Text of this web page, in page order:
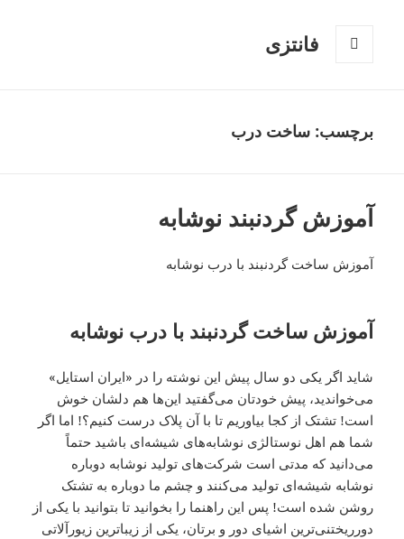
فانتزی
برچسب: ساخت درب
آموزش گردنبند نوشابه
آموزش ساخت گردنبند با درب نوشابه
آموزش ساخت گردنبند با درب نوشابه
شاید اگر یکی دو سال پیش این نوشته را در «ایران استایل»
می‌خواندید، پیش خودتان می‌گفتید این‌ها هم دلشان خوش
است! تشتک از کجا بیاوریم تا با آن پلاک درست کنیم؟! اما اگر
شما هم اهل نوستالژی نوشابه‌های شیشه‌ای باشید حتماً
می‌دانید که مدتی است شرکت‌های تولید نوشابه دوباره
نوشابه شیشه‌ای تولید می‌کنند و چشم ما دوباره به تشتک
روشن شده است! پس این راهنما را بخوانید تا بتوانید با یکی از
دورریختنی‌ترین اشیای دور و برتان، یکی از زیباترین زیورآلاتی